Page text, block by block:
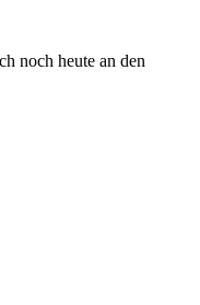
noch heute an den